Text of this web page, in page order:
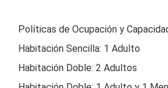
Políticas de Ocupación y
Habitación Sencilla: 1 Adulto
Habitación Doble: 2 Adultos